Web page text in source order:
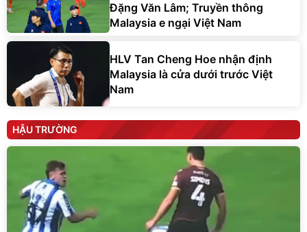
Đặng Văn Lâm; Truyền thông
Malaysia e ngại Việt Nam
HLV Tan Cheng Hoe nhận định
Malaysia là cửa dưới trước Việt
Nam
HẬU TRƯỜNG